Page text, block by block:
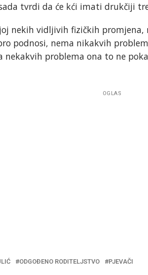
tvrdi da će kći imati drukčiji
nekih vidljivih fizičkih
podnosi, nema nikakvih
nekakvih problema ona to ne
OGLAS
ODGOĐENO RODITELJSTVO PJEVAČI